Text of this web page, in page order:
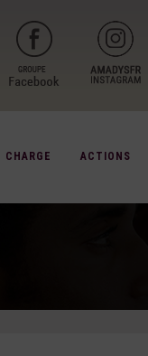
CHARGE ACTIONS